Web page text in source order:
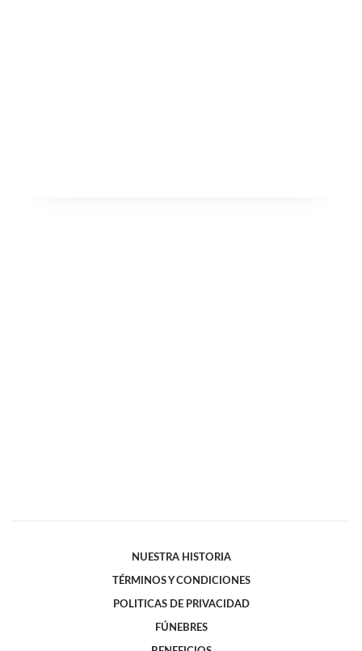
NUESTRA HISTORIA
TÉRMINOS Y CONDICIONES
POLITICAS DE PRIVACIDAD
FÚNEBRES